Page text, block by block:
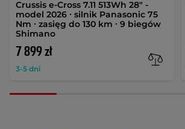
Crussis e-Cross 7.11 513Wh 28" -
model 2026 ∙ silnik Panasonic 75
Nm ∙ zasięg do 130 km ∙ 9 biegów
Shimano
7 899 zł
3-5 dni